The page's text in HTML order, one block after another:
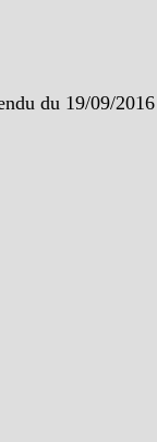
du 19/09/2016